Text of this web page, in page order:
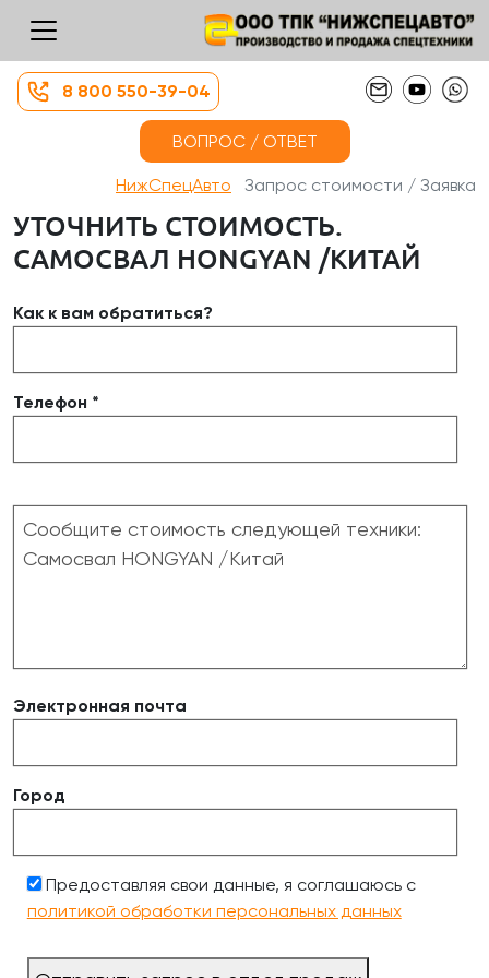
8 800 550-39-04
ВОПРОС / ОТВЕТ
НижСпецАвто Запрос стоимости / Заявка
УТОЧНИТЬ СТОИМОСТЬ.
САМОСВАЛ HONGYAN /КИТАЙ
Как к вам обратиться?
Телефон *
Электронная почта
Город
Предоставляя свои данные, я соглашаюсь с
политикой обработки персональных данных